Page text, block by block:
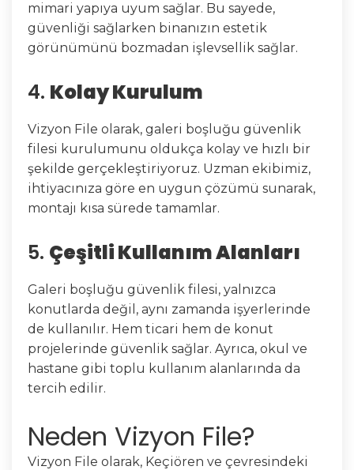
mimari yapıya uyum sağlar. Bu sayede,
güvenliği sağlarken binanızın estetik
görünümünü bozmadan işlevsellik sağlar.
4. Kolay Kurulum
Vizyon File olarak, galeri boşluğu güvenlik
filesi kurulumunu oldukça kolay ve hızlı bir
şekilde gerçekleştiriyoruz. Uzman ekibimiz,
ihtiyacınıza göre en uygun çözümü sunarak,
montajı kısa sürede tamamlar.
5. Çeşitli Kullanım Alanları
Galeri boşluğu güvenlik filesi, yalnızca
konutlarda değil, aynı zamanda işyerlerinde
de kullanılır. Hem ticari hem de konut
projelerinde güvenlik sağlar. Ayrıca, okul ve
hastane gibi toplu kullanım alanlarında da
tercih edilir.
Neden Vizyon File?
Vizyon File olarak, Keçiören ve çevresindeki